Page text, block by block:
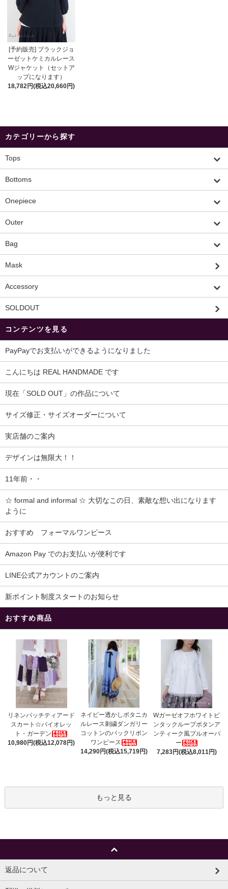
[予約販売] ブラックジョ
ーゼットケミカルレース
Wジャケット（セットア
ップになります）
18,782円(税込20,660円)
カテゴリーから探す
Tops
Bottoms
Onepiece
Outer
Bag
Mask
Accessory
SOLDOUT
コンテンツを見る
PayPayでお支払いができるようになりました
こんにちは REAL HANDMADE です
現在「SOLD OUT」の作品について
サイズ修正・サイズオーダーについて
実店舗のご案内
デザインは無限大！！
11年前・・
☆ formal and informal ☆ 大切なこの日、素敵な想い出になります
ように
おすすめ フォーマルワンピース
Amazon Pay でのお支払いが便利です
LINE公式アカウントのご案内
新ポイント制度スタートのお知らせ
おすすめ商品
リネンパッチティアード
スカート☆バイオレッ
ト・ガーデン
10,980円(税込12,078円)
ネイビー透かしボタニカ
ルレース刺繍ダンガリー
コットンのバックリボン
ワンピース
14,290円(税込15,719円)
Wガーゼオフホワイトピ
ンタックループボタンア
ンティーク風プルオーバ
ー
7,283円(税込8,011円)
もっと見る
返品について